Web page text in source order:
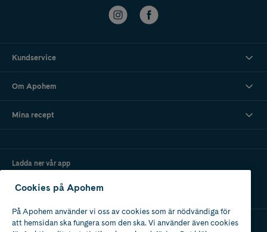
Kundservice
Om Apohem
Mina recept
Ladda ner vår app
Cookies på Apohem
På Apohem använder vi oss av cookies som är nödvändiga för
att hemsidan ska fungera som den ska. Vi använder även cookies